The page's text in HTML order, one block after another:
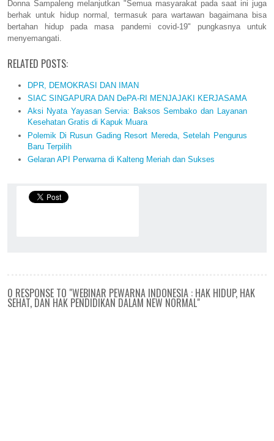
Donna Sampaleng melanjutkan "Semua masyarakat pada saat ini juga
berhak untuk hidup normal, termasuk para wartawan bagaimana bisa
bertahan hidup pada masa pandemi covid-19" pungkasnya untuk
menyemangati.
RELATED POSTS:
DPR, DEMOKRASI DAN IMAN
SIAC SINGAPURA DAN DePA-RI MENJAJAKI KERJASAMA
Aksi Nyata Yayasan Servia: Baksos Sembako dan Layanan
Kesehatan Gratis di Kapuk Muara
Polemik Di Rusun Gading Resort Mereda, Setelah Pengurus
Baru Terpilih
Gelaran API Perwarna di Kalteng Meriah dan Sukses
0 RESPONSE TO "WEBINAR PEWARNA INDONESIA : HAK HIDUP, HAK
SEHAT, DAN HAK PENDIDIKAN DALAM NEW NORMAL"